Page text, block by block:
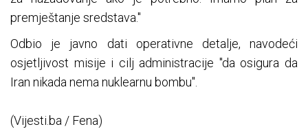
premještanje sredstava."
Odbio je javno dati operativne detalje, navodeći
osjetljivost misije i cilj administracije "da osigura da
Iran nikada nema nuklearnu bombu".
(Vijesti.ba / Fena)